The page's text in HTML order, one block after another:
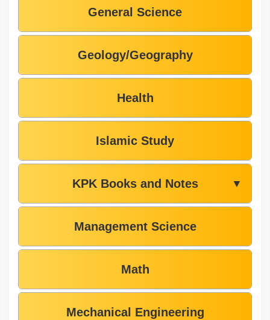
General Science
Geology/Geography
Health
Islamic Study
KPK Books and Notes ▼
Management Science
Math
Mechanical Engineering